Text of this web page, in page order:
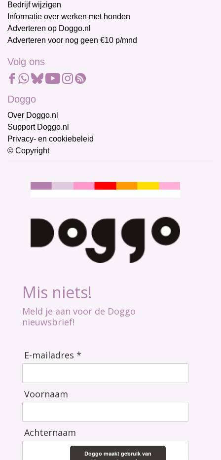
Bedrijf wijzigen
Informatie over werken met honden
Adverteren op Doggo.nl
Adverteren voor nog geen €10 p/mnd
Volg ons
Doggo
Over Doggo.nl
Support Doggo.nl
Privacy- en cookiebeleid
© Copyright
Mis niets!
Meld je aan voor de Doggo
nieuwsbrief!
E-mailadres *
Voornaam
Achternaam
Doggo maakt gebruik van